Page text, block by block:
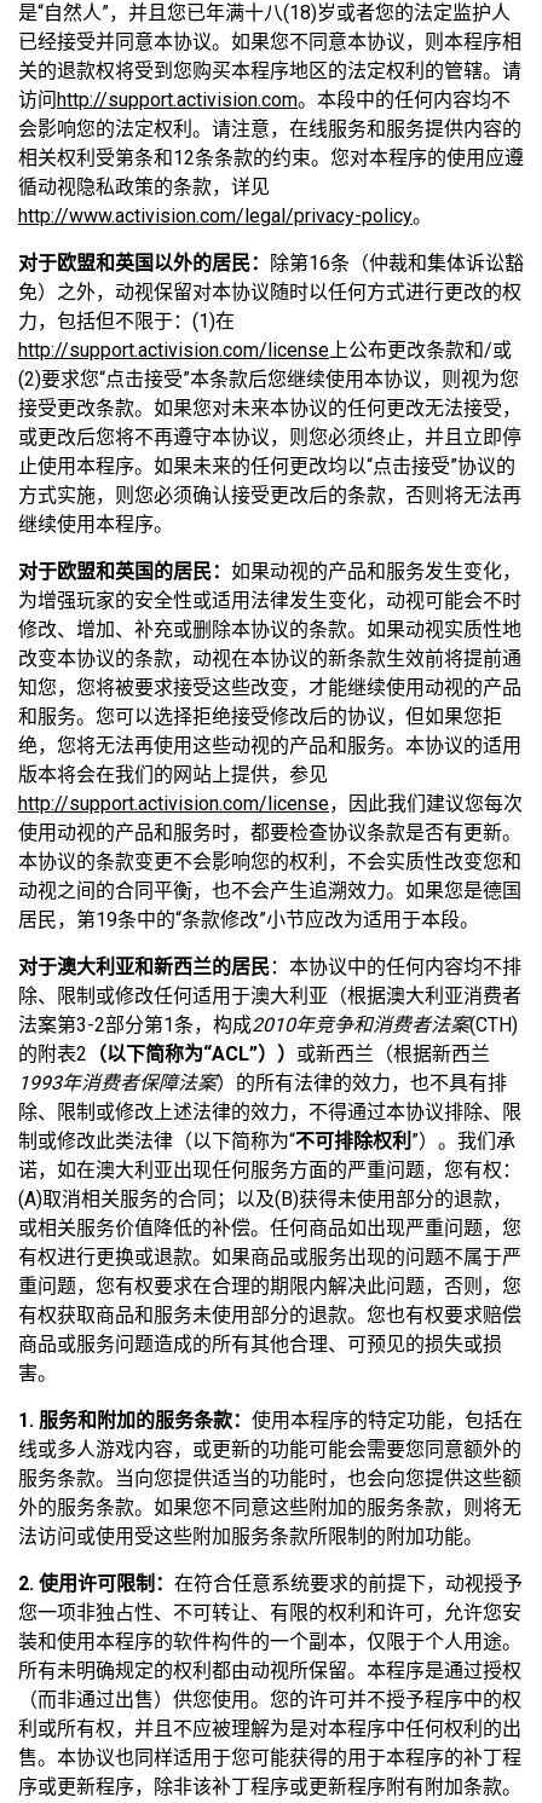
是“自然人”，并且您已年满十八(18)岁或者您的法定监护人
已经接受并同意本协议。如果您不同意本协议，则本程序相
关的退款权将受到您购买本程序地区的法定权利的管辖。请
访问http://support.activision.com。本段中的任何内容均不
会影响您的法定权利。请注意，在线服务和服务提供内容的
相关权利受第条和12条条款的约束。您对本程序的使用应遵
循动视隐私政策的条款，详见
http://www.activision.com/legal/privacy-policy。
对于欧盟和英国以外的居民：
除第16条（仲裁和集体诉讼豁
免）之外，动视保留对本协议随时以任何方式进行更改的权
力，包括但不限于：(1)在
http://support.activision.com/license上公布更改条款和/或
(2)要求您“点击接受”本条款后您继续使用本协议，则视为您
接受更改条款。如果您对未来本协议的任何更改无法接受，
或更改后您将不再遵守本协议，则您必须终止，并且立即停
止使用本程序。如果未来的任何更改均以“点击接受”协议的
方式实施，则您必须确认接受更改后的条款，否则将无法再
继续使用本程序。
对于欧盟和英国的居民： 如果动视的产品和服务发生变化，
为增强玩家的安全性或适用法律发生变化，动视可能会不时
修改、增加、补充或删除本协议的条款。如果动视实质性地
改变本协议的条款，动视在本协议的新条款生效前将提前通
知您，您将被要求接受这些改变，才能继续使用动视的产品
和服务。您可以选择拒绝接受修改后的协议，但如果您拒
绝，您将无法再使用这些动视的产品和服务。本协议的适用
版本将会在我们的网站上提供，参见
http://support.activision.com/license，因此我们建议您每次
使用动视的产品和服务时，都要检查协议条款是否有更新。
本协议的条款变更不会影响您的权利，不会实质性改变您和
动视之间的合同平衡，也不会产生追溯效力。如果您是德国
居民，第19条中的“条款修改”小节应改为适用于本段。
对于澳大利亚和新西兰的居民：本协议中的任何内容均不排
除、限制或修改任何适用于澳大利亚（根据澳大利亚消费者
法案第3-2部分第1条，构成2010年竞争和消费者法案(CTH)
的附表2 （以下简称为“ACL”）） 或新西兰（根据新西兰
1993年消费者保障法案）的所有法律的效力，也不具有排
除、限制或修改上述法律的效力，不得通过本协议排除、限
制或修改此类法律（以下简称为“不可排除权利 ”）。我们承
诺，如在澳大利亚出现任何服务方面的严重问题，您有权：
(A)取消相关服务的合同；以及(B)获得未使用部分的退款，
或相关服务价值降低的补偿。任何商品如出现严重问题，您
有权进行更换或退款。如果商品或服务出现的问题不属于严
重问题，您有权要求在合理的期限内解决此问题，否则，您
有权获取商品和服务未使用部分的退款。您也有权要求赔偿
商品或服务问题造成的所有其他合理、可预见的损失或损
害。
1. 服务和附加的服务条款： 使用本程序的特定功能，包括在
线或多人游戏内容，或更新的功能可能会需要您同意额外的
服务条款。当向您提供适当的功能时，也会向您提供这些额
外的服务条款。如果您不同意这些附加的服务条款，则将无
法访问或使用受这些附加服务条款所限制的附加功能。
2. 使用许可限制： 在符合任意系统要求的前提下，动视授予
您一项非独占性、不可转让、有限的权利和许可，允许您安
装和使用本程序的软件构件的一个副本，仅限于个人用途。
所有未明确规定的权利都由动视所保留。本程序是通过授权
（而非通过出售）供您使用。您的许可并不授予程序中的权
利或所有权，并且不应被理解为是对本程序中任何权利的出
售。本协议也同样适用于您可能获得的用于本程序的补丁程
序或更新程序，除非该补丁程序或更新程序附有附加条款。